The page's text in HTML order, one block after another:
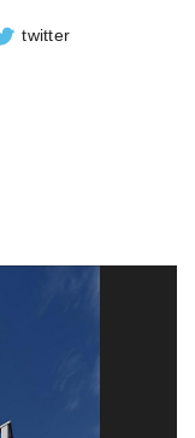
twitter